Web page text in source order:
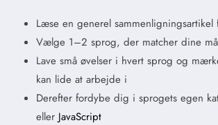
Læse en generel
Vælge 1–2 sprog, der matcher dine
Lave små øvelser i hvert sprog og
kan lide at arbejde i
Derefter fordybe dig i sprogets egen
eller JavaScript